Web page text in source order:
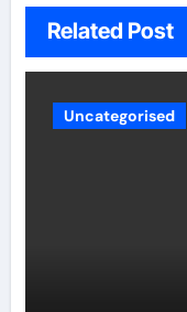
Related Post
Uncategorised